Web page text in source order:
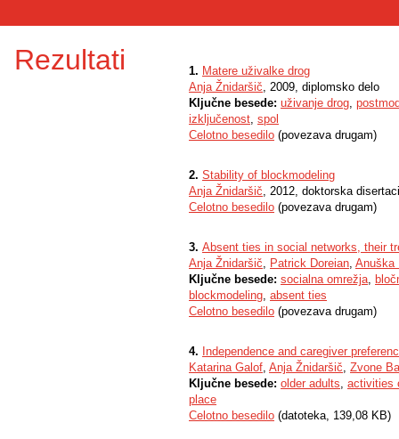
Rezultati 1. Matere uživalke drog
Anja Žnidaršič, 2009, diplomsko delo
Ključne besede: uživanje drog,
izključenost, spol
Celotno besedilo (povezava drugam)
2. Stability of blockmodeling
Anja Žnidaršič, 2012, doktorska
Celotno besedilo (povezava drugam)
3. Absent ties in social networks, their
Anja Žnidaršič, Patrick Doreian, Anuška
Ključne besede: socialna omrežja,
blockmodeling, absent ties
Celotno besedilo (povezava drugam)
4. Independence and caregiver
Katarina Galof, Anja Žnidaršič, Zvone
Ključne besede: older adults, activities
place
Celotno besedilo (datoteka, 139,08 KB)